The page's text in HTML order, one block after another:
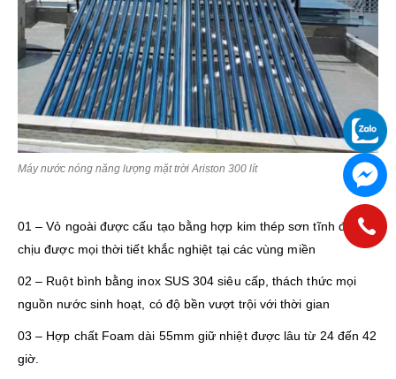
Máy nước nóng năng lượng mặt trời Ariston 300 lít
01 – Vỏ ngoài được cấu tạo bằng hợp kim thép sơn tĩnh điện
chịu được mọi thời tiết khắc nghiệt tại các vùng miền
02 – Ruột bình bằng inox SUS 304 siêu cấp, thách thức mọi
nguồn nước sinh hoạt, có độ bền vượt trội với thời gian
03 – Hợp chất Foam dài 55mm giữ nhiệt được lâu từ 24 đến 42
giờ.